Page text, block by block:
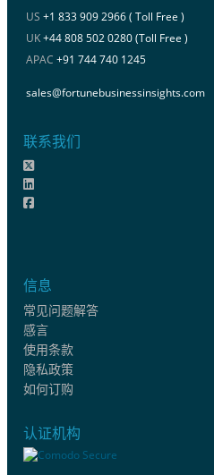
US +1 833 909 2966 ( Toll Free )
UK+44 808 502 0280 (Toll Free )
APAC +91 744 740 1245
sales@fortunebusinessinsights.com
联系我们
信息
常见问题解答
感言
使用条款
隐私政策
如何订购
认证机构